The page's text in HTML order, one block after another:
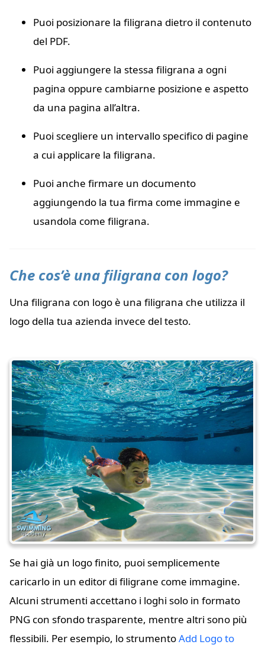
Puoi posizionare la filigrana dietro il contenuto
del PDF.
Puoi aggiungere la stessa filigrana a ogni
pagina oppure cambiarne posizione e aspetto
da una pagina all’altra.
Puoi scegliere un intervallo specifico di pagine
a cui applicare la filigrana.
Puoi anche firmare un documento
aggiungendo la tua firma come immagine e
usandola come filigrana.
Che cos’è una filigrana con logo?
Una filigrana con logo è una filigrana che utilizza il
logo della tua azienda invece del testo.
Se hai già un logo finito, puoi semplicemente
caricarlo in un editor di filigrane come immagine.
Alcuni strumenti accettano i loghi solo in formato
PNG con sfondo trasparente, mentre altri sono più
flessibili. Per esempio, lo strumentoAdd Logo to